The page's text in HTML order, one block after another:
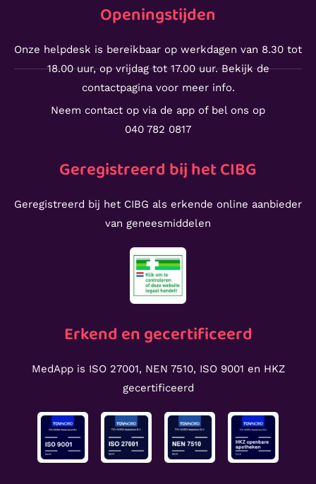
Openingstijden
Onze helpdesk is bereikbaar op werkdagen van 8.30 tot
18.00 uur, op vrijdag tot 17.00 uur. Bekijk de
contactpagina voor meer info.
Neem contact op via de app of bel ons op
040 782 0817
Geregistreerd bij het CIBG
Geregistreerd bij het CIBG als erkende online aanbieder
van geneesmiddelen
Erkend en gecertificeerd
MedApp is ISO 27001, NEN 7510, ISO 9001 en HKZ
gecertificeerd